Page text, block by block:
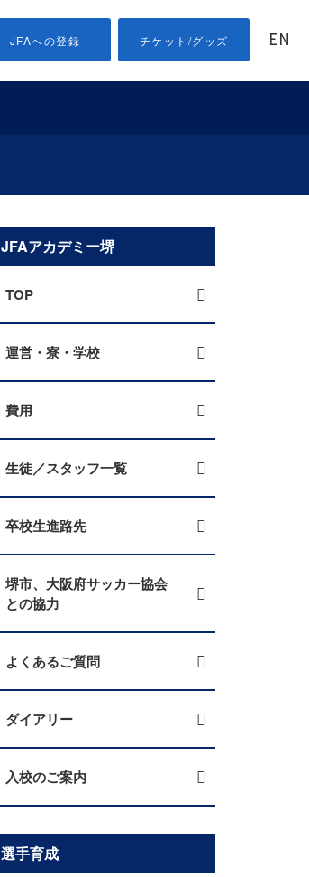
JFAへの登録 チケット/グッズ EN
JFAアカデミー堺
TOP
運営・寮・学校
費用
生徒／スタッフ一覧
卒校生進路先
堺市、大阪府サッカー協会
との協力
よくあるご質問
ダイアリー
入校のご案内
選手育成